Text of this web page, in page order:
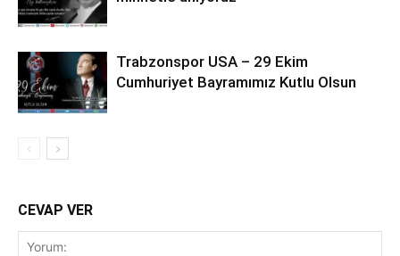
Trabzonspor USA – 29 Ekim
Cumhuriyet Bayramımız Kutlu Olsun
CEVAP VER